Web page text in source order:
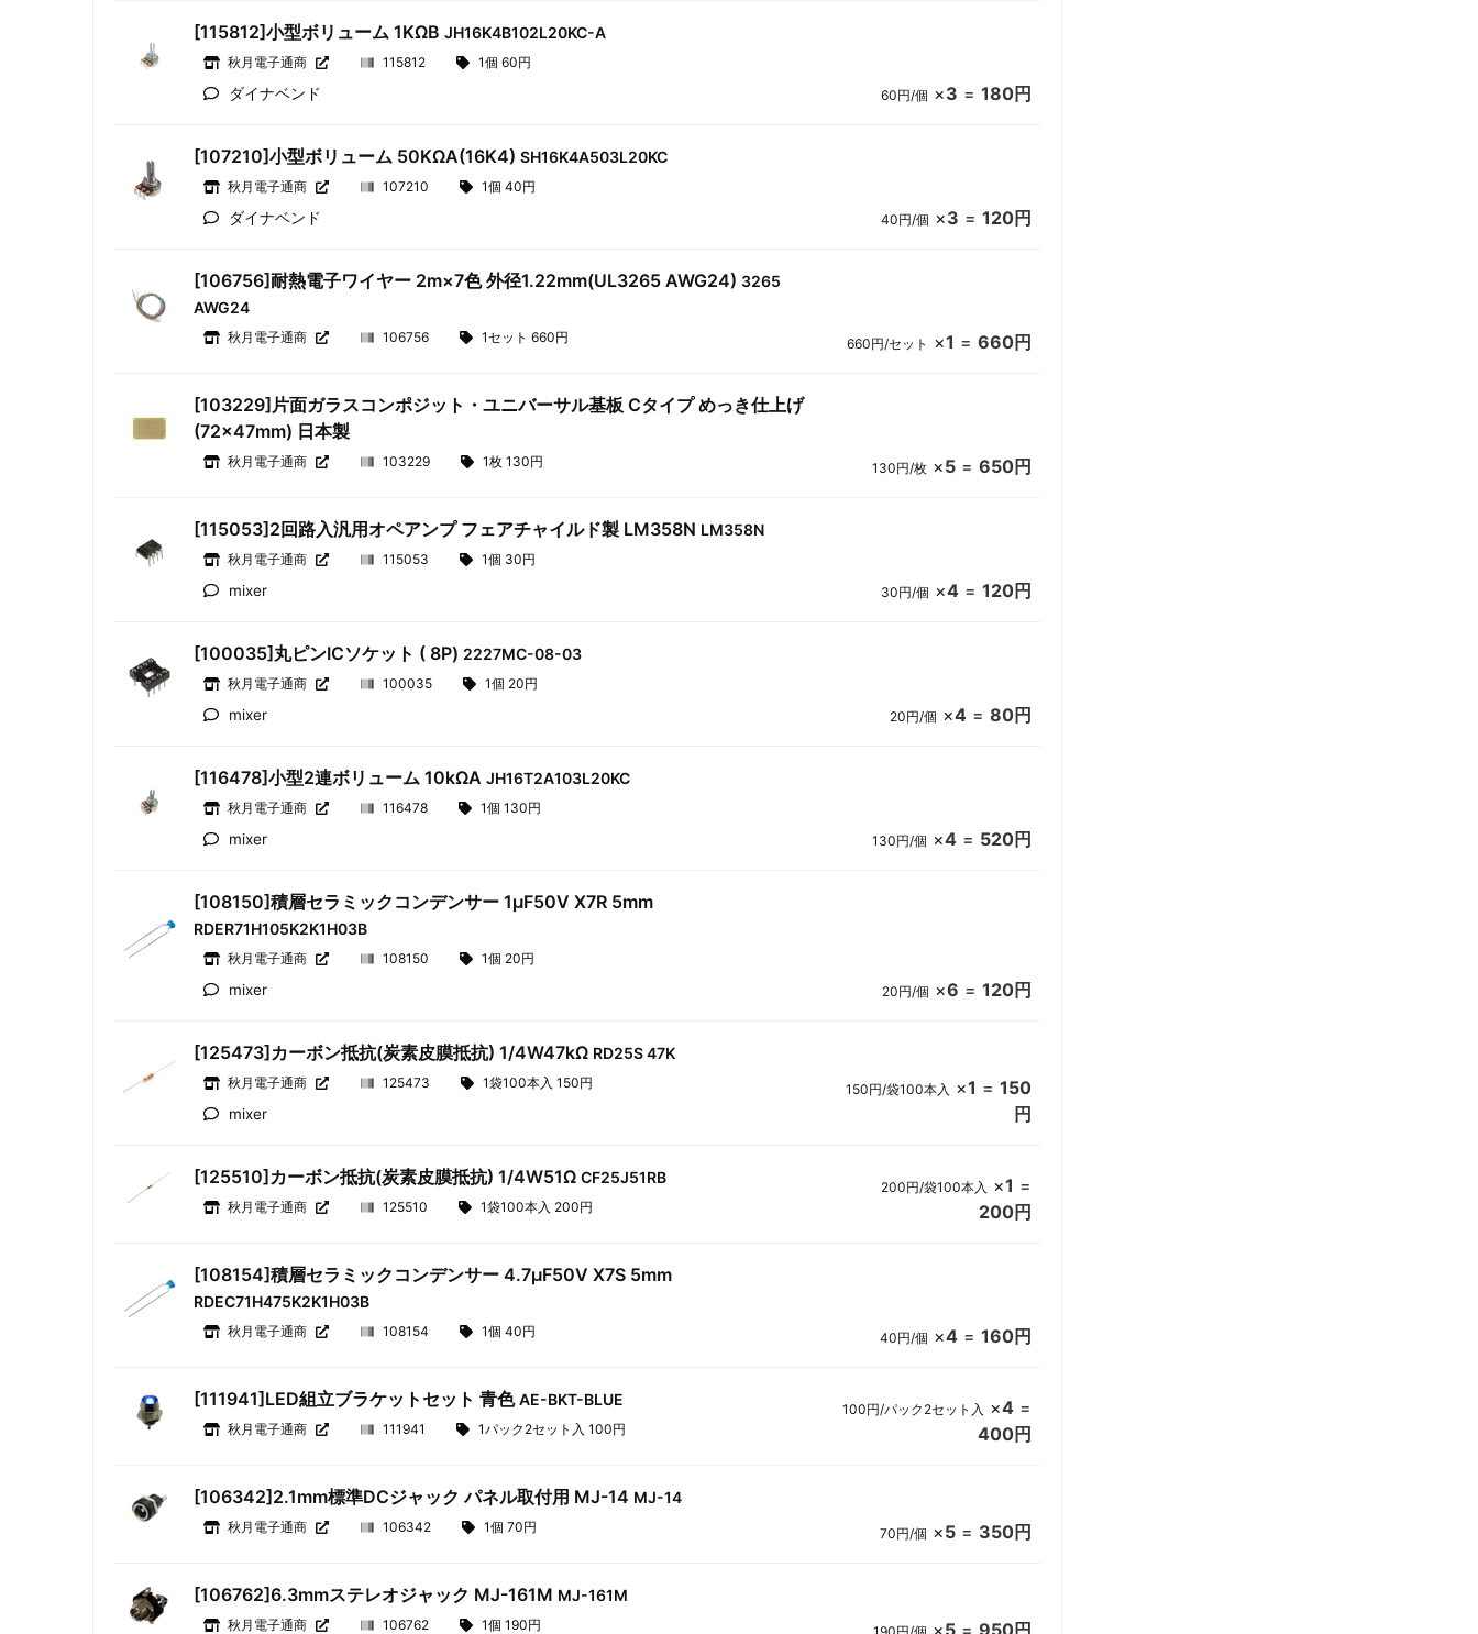
[115812]小型ボリューム 1KΩBJH16K4B102L20KC-A
秋月電子通商 115812 1個 60円
ダイナベンド 60円/個 ×3 = 180円
[107210]小型ボリューム 50KΩA(16K4)SH16K4A503L20KC
秋月電子通商 107210 1個 40円
ダイナベンド 40円/個 ×3 = 120円
[106756]耐熱電子ワイヤー 2m×7色 外径1.22mm(UL3265 AWG24) 3265
AWG24
秋月電子通商 106756 1セット 660円 660円/セット ×1 = 660円
[103229]片面ガラスコンポジット・ユニバーサル基板 Cタイプ めっき仕上げ
(72×47mm) 日本製
秋月電子通商 103229 1枚 130円 130円/枚×5= 650円
[115053]2回路入汎用オペアンプ フェアチャイルド製 LM358N LM358N
秋月電子通商 115053 1個 30円
mixer 30円/個 ×4= 120円
[100035]丸ピンICソケット ( 8P)2227MC-08-03
秋月電子通商 100035 1個 20円
mixer 20円/個 ×4= 80円
[116478]小型2連ボリューム 10kΩAJH16T2A103L20KC
秋月電子通商 116478 1個 130円
mixer 130円/個 ×4= 520円
[108150]積層セラミックコンデンサー 1μF50V X7R 5mm
RDER71H105K2K1H03B
秋月電子通商 108150 1個 20円
mixer 20円/個 ×6 = 120円
[125473]カーボン抵抗(炭素皮膜抵抗) 1/4W47kΩ RD25S 47K
秋月電子通商 125473 1袋100本入 150円
mixer
150円/袋100本入 ×1 = 150
円
[125510]カーボン抵抗(炭素皮膜抵抗) 1/4W51ΩCF25J51RB
秋月電子通商 125510 1袋100本入 200円
200円/袋100本入 ×1 =
200円
[108154]積層セラミックコンデンサー 4.7μF50V X7S 5mm
RDEC71H475K2K1H03B
秋月電子通商 108154 1個 40円 40円/個 ×4= 160円
[111941]LED組立ブラケットセット 青色AE-BKT-BLUE
秋月電子通商 111941 1パック2セット入 100円
100円/パック2セット入 ×4=
400円
[106342]2.1mm標準DCジャック パネル取付用 MJ-14 MJ-14
秋月電子通商 106342 1個 70円 70円/個 ×5= 350円
[106762]6.3mmステレオジャック MJ-161M MJ-161M
秋月電子通商 106762 1個 190円